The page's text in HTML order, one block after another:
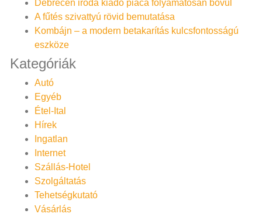
Debrecen iroda kiadó piaca folyamatosan bővül
A fűtés szivattyú rövid bemutatása
Kombájn – a modern betakarítás kulcsfontosságú
eszköze
Kategóriák
Autó
Egyéb
Étel-Ital
Hírek
Ingatlan
Internet
Szállás-Hotel
Szolgáltatás
Tehetségkutató
Vásárlás